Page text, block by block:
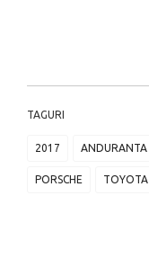
TAGURI
2017 ANDURANTA
PORSCHE TOYOTA